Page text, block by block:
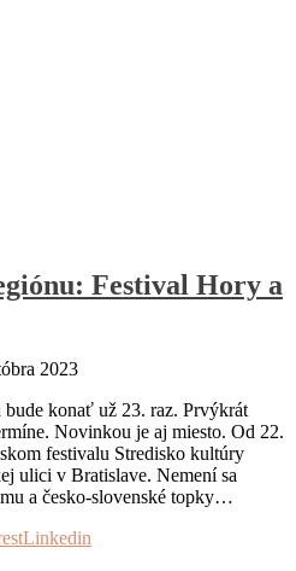
Festival Hory a
2023
bude konať už 23. raz. Prvýkrát
Novinkou je aj miesto. Od 22.
festivalu Stredisko kultúry
ulici v Bratislave. Nemení sa
a česko-slovenské topky…
Linkedin